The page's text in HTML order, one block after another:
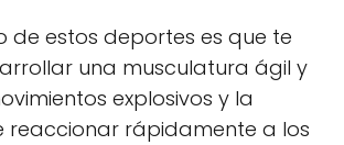
de estos deportes es que te
una musculatura ágil y
explosivos y la
reaccionar rápidamente a los